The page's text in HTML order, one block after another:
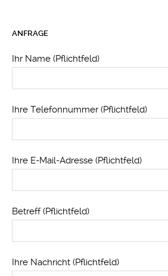
ANFRAGE
Ihr Name (Pflichtfeld)
Ihre Telefonnummer (Pflichtfeld)
Ihre E-Mail-Adresse (Pflichtfeld)
Betreff (Pflichtfeld)
Ihre Nachricht (Pflichtfeld)